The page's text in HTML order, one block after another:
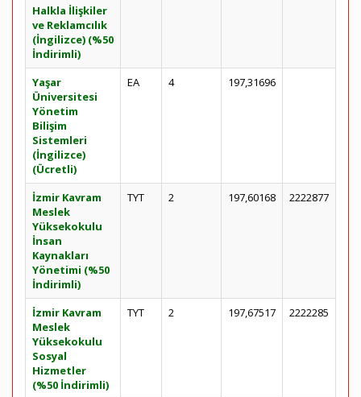
Halkla İlişkiler
ve Reklamcılık
(İngilizce) (%50
İndirimli)
Yaşar
Üniversitesi
Yönetim
Bilişim
Sistemleri
(İngilizce)
(Ücretli)
EA 4 197,31696
İzmir Kavram
Meslek
Yüksekokulu
İnsan
Kaynakları
Yönetimi (%50
İndirimli)
TYT 2 197,60168 2222877
İzmir Kavram
Meslek
Yüksekokulu
Sosyal
Hizmetler
(%50 İndirimli)
TYT 2 197,67517 2222285